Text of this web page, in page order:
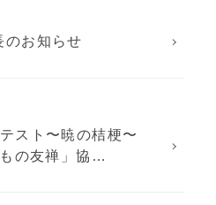
お知らせ
スト〜暁の桔梗〜
の友禅」協…